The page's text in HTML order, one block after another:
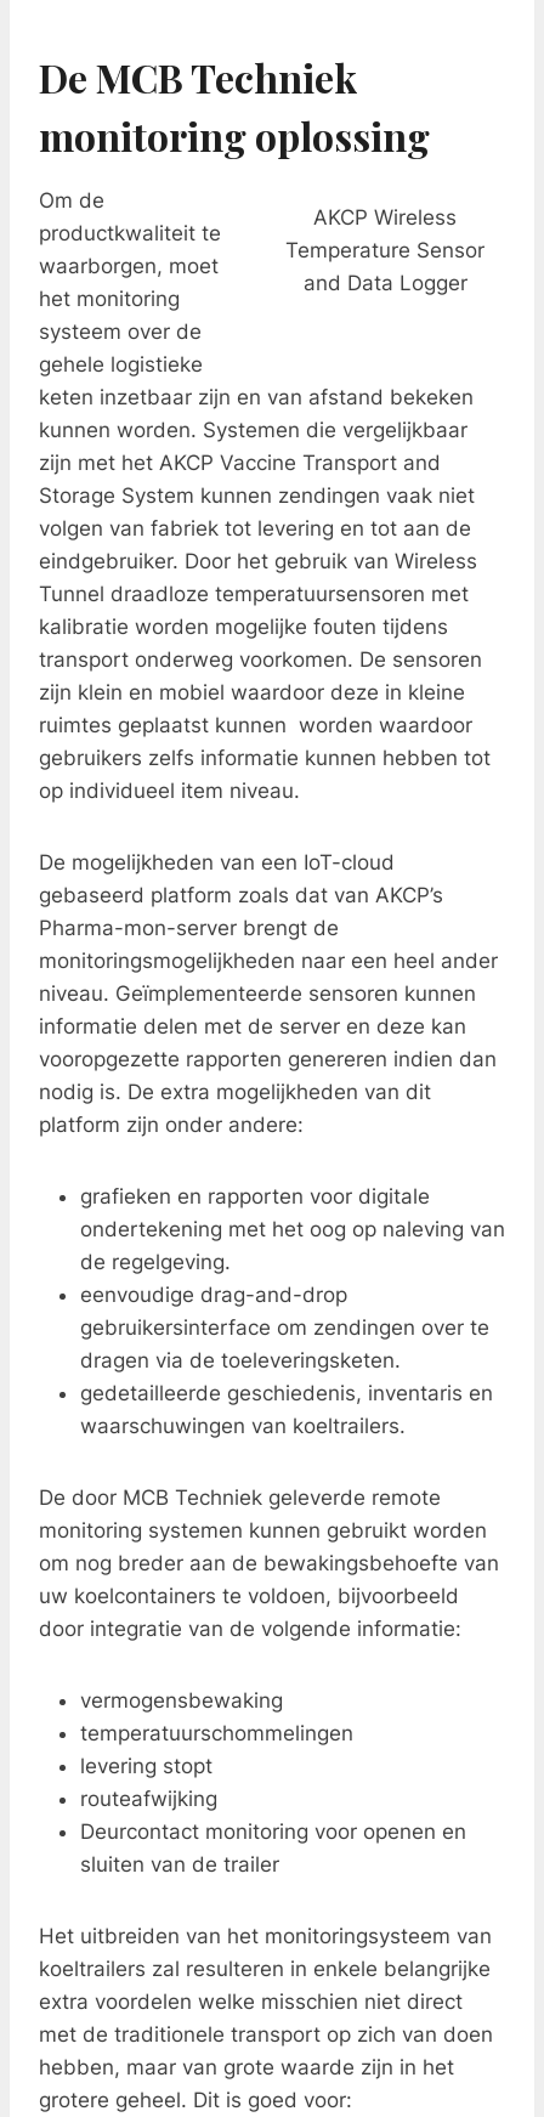
De MCB Techniek
monitoring oplossing
AKCP Wireless
Temperature Sensor
and Data Logger
Om de
productkwaliteit te
waarborgen, moet
het monitoring
systeem over de
gehele logistieke
keten inzetbaar zijn en van afstand bekeken
kunnen worden. Systemen die vergelijkbaar
zijn met het AKCP Vaccine Transport and
Storage System kunnen zendingen vaak niet
volgen van fabriek tot levering en tot aan de
eindgebruiker. Door het gebruik van Wireless
Tunnel draadloze temperatuursensoren met
kalibratie worden mogelijke fouten tijdens
transport onderweg voorkomen. De sensoren
zijn klein en mobiel waardoor deze in kleine
ruimtes geplaatst kunnen worden waardoor
gebruikers zelfs informatie kunnen hebben tot
op individueel item niveau.
De mogelijkheden van een IoT-cloud
gebaseerd platform zoals dat van AKCP’s
Pharma-mon-server brengt de
monitoringsmogelijkheden naar een heel ander
niveau. Geïmplementeerde sensoren kunnen
informatie delen met de server en deze kan
vooropgezette rapporten genereren indien dan
nodig is. De extra mogelijkheden van dit
platform zijn onder andere:
grafieken en rapporten voor digitale
ondertekening met het oog op naleving van
de regelgeving.
eenvoudige drag-and-drop
gebruikersinterface om zendingen over te
dragen via de toeleveringsketen.
gedetailleerde geschiedenis, inventaris en
waarschuwingen van koeltrailers.
De door MCB Techniek geleverde remote
monitoring systemen kunnen gebruikt worden
om nog breder aan de bewakingsbehoefte van
uw koelcontainers te voldoen, bijvoorbeeld
door integratie van de volgende informatie:
vermogensbewaking
temperatuurschommelingen
levering stopt
routeafwijking
Deurcontact monitoring voor openen en
sluiten van de trailer
Het uitbreiden van het monitoringsysteem van
koeltrailers zal resulteren in enkele belangrijke
extra voordelen welke misschien niet direct
met de traditionele transport op zich van doen
hebben, maar van grote waarde zijn in het
grotere geheel. Dit is goed voor: